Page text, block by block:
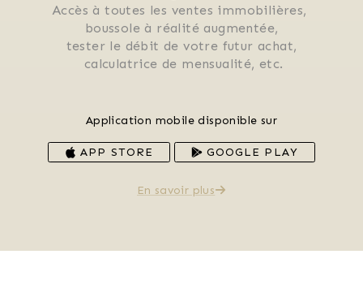
Accès à toutes les ventes immobilières,
boussole à réalité augmentée,
tester le débit de votre futur achat,
calculatrice de mensualité, etc.
Application mobile disponible sur
APP STORE GOOGLE PLAY
En savoir plus